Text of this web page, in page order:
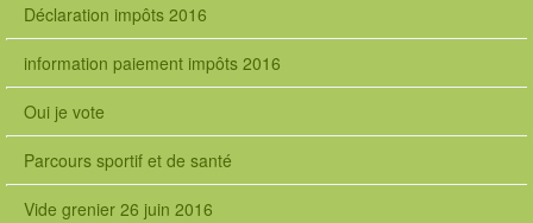
Déclaration impôts 2016
information paiement impôts 2016
Oui je vote
Parcours sportif et de santé
Vide grenier 26 juin 2016